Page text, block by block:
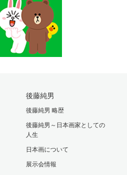
後藤純男
後藤純男 略歴
後藤純男～日本画家としての
人生
日本画について
展示会情報